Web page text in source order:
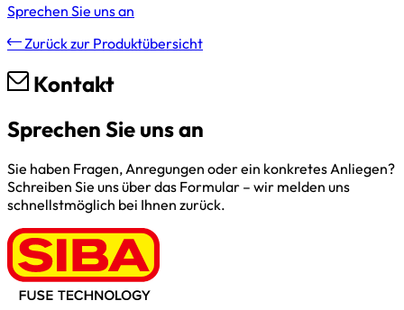
Sprechen Sie uns an
Zurück zur Produktübersicht
Kontakt
Sprechen Sie uns an
Sie haben Fragen, Anregungen oder ein konkretes Anliegen?
Schreiben Sie uns über das Formular – wir melden uns
schnellstmöglich bei Ihnen zurück.